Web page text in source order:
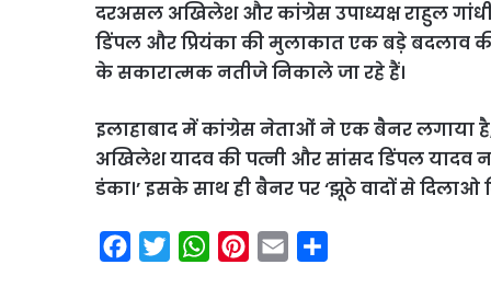
दरअसल अखिलेश और कांग्रेस उपाध्यक्ष राहुल
डिंपल और प्रियंका की मुलाकात एक बड़े बदलाव
के सकारात्मक नतीजे निकाले जा रहे हैं।
इलाहाबाद में कांग्रेस नेताओं ने एक बैनर लगाया
अखिलेश यादव की पत्नी और सांसद डिंपल यादव
डंका।’ इसके साथ ही बैनर पर ‘झूठे वादों से दिलाओ
W